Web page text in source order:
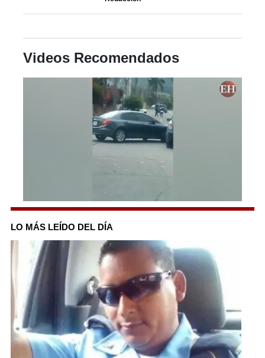
Videos Recomendados
0
of
24
seconds
LO MÁS LEÍDO DEL DÍA